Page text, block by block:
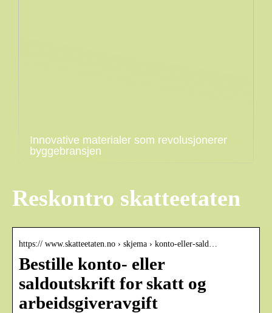
Innovative materialer som revolusjonerer
byggebransjen
Reskontro skatteetaten
https:// www.skatteetaten.no › skjema › konto-eller-sald…
Bestille konto- eller
saldoutskrift for skatt og
arbeidsgiveravgift